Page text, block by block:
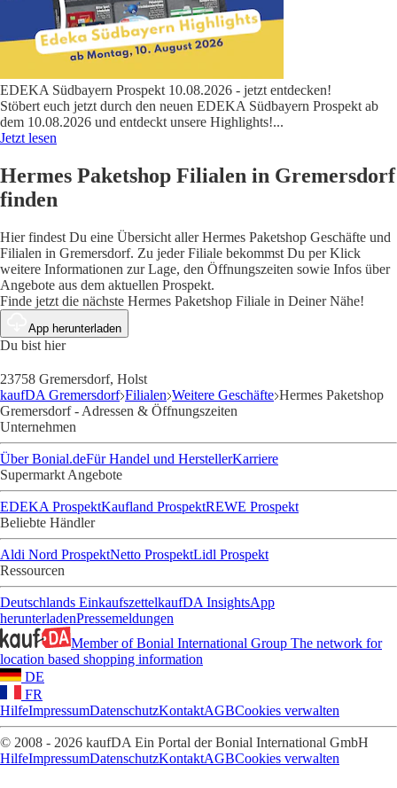
EDEKA Südbayern Prospekt 10.08.2026 - jetzt entdecken!
Stöbert euch jetzt durch den neuen EDEKA Südbayern Prospekt ab
dem 10.08.2026 und entdeckt unsere Highlights!...
Jetzt lesen
Hermes Paketshop Filialen in Gremersdorf
finden
Hier findest Du eine Übersicht aller Hermes Paketshop Geschäfte und
Filialen in Gremersdorf. Zu jeder Filiale bekommst Du per Klick
weitere Informationen zur Lage, den Öffnungszeiten sowie Infos über
Angebote aus dem aktuellen Prospekt.
Finde jetzt die nächste Hermes Paketshop Filiale in Deiner Nähe!
App herunterladen
Du bist hier
23758 Gremersdorf, Holst
kaufDA Gremersdorf Filialen Weitere Geschäfte Hermes Paketshop
Gremersdorf - Adressen & Öffnungszeiten
Unternehmen
Über Bonial.deFür Handel und HerstellerKarriere
Supermarkt Angebote
EDEKA ProspektKaufland ProspektREWE Prospekt
Beliebte Händler
Aldi Nord ProspektNetto ProspektLidl Prospekt
Ressourcen
Deutschlands EinkaufszettelkaufDA InsightsApp
herunterladenPressemeldungen
Member of Bonial International Group The network for
location based shopping information
DE
FR
HilfeImpressumDatenschutzKontaktAGBCookies verwalten
© 2008 - 2026 kaufDA Ein Portal der Bonial International GmbH
HilfeImpressumDatenschutzKontaktAGBCookies verwalten